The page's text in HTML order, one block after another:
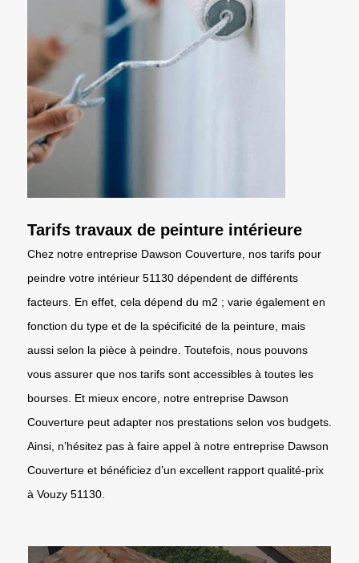
Tarifs travaux de peinture intérieure
Chez notre entreprise Dawson Couverture, nos tarifs pour
peindre votre intérieur 51130 dépendent de différents
facteurs. En effet, cela dépend du m2 ; varie également en
fonction du type et de la spécificité de la peinture, mais
aussi selon la pièce à peindre. Toutefois, nous pouvons
vous assurer que nos tarifs sont accessibles à toutes les
bourses. Et mieux encore, notre entreprise Dawson
Couverture peut adapter nos prestations selon vos budgets.
Ainsi, n’hésitez pas à faire appel à notre entreprise Dawson
Couverture et bénéficiez d’un excellent rapport qualité-prix
à Vouzy 51130.